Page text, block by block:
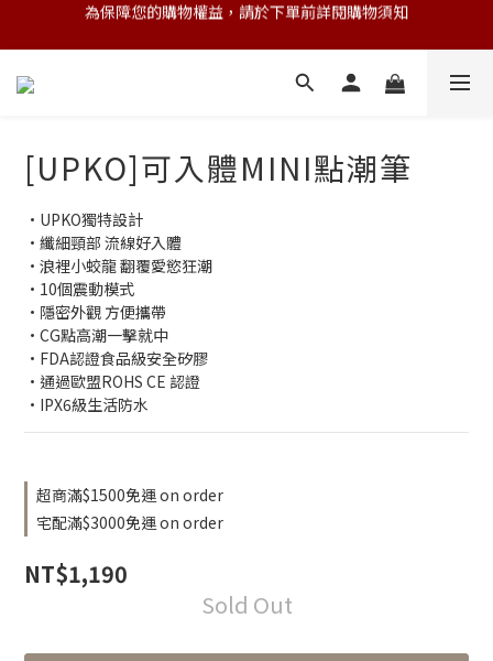
💌 Nearby收藏家｜任選三件 9折 五件 88折
💌 Nearby收藏家｜任選三件 9折 五件 88折
第一次跟 Nearby 一起過七夕｜任選三件 9折
💌 Nearby收藏家｜任選三件 9折 五件 88折
[UPKO]可入體MINI點潮筆
·UPKO獨特設計
·纖細頸部 流線好入體
·浪裡小蛟龍 翻覆愛慾狂潮
·10個震動模式
·隱密外觀 方便攜帶
·CG點高潮一擊就中
·FDA認證食品級安全矽膠
·通過歐盟ROHS CE 認證
·IPX6級生活防水
超商滿$1500免運 on order
宅配滿$3000免運 on order
NT$1,190
Sold Out